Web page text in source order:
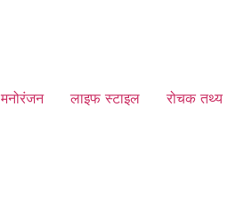
मनोरंजन लाइफ स्टाइल रोचक तथ्य